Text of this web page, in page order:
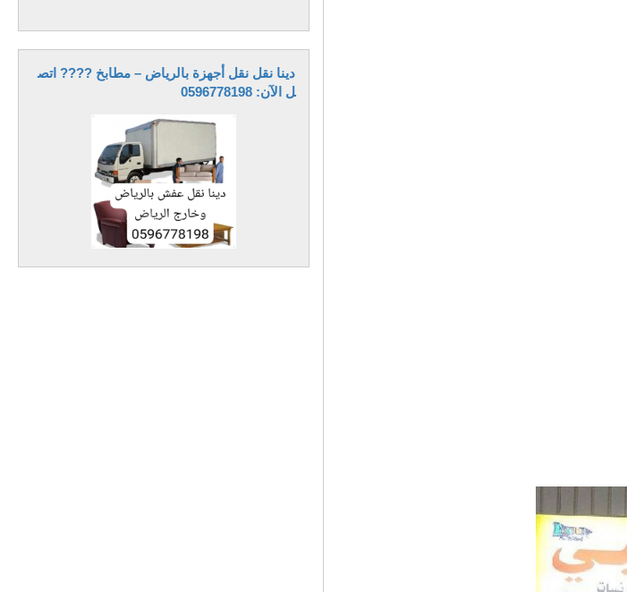
دينا نقل نقل أجهزة بالرياض – مطابخ ???? اتص
ل الآن: 0596778198